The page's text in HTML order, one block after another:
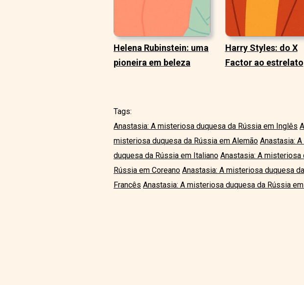
Helena Rubinstein: uma
pioneira em beleza
Harry Styles: do X
Factor ao estrelato
Tags:
Anastasia: A misteriosa duquesa da Rússia em Inglês
misteriosa duquesa da Rússia em Alemão Anastasia:
duquesa da Rússia em Italiano Anastasia: A misteriosa
Rússia em Coreano Anastasia: A misteriosa duquesa
Francês Anastasia: A misteriosa duquesa da Rússia